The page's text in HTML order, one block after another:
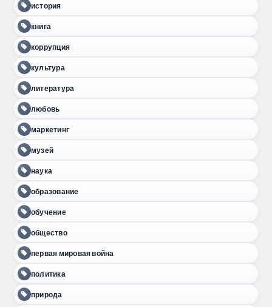
история
книга
коррупция
культура
литература
любовь
маркетинг
музей
наука
образование
обучение
общество
первая мировая война
политика
природа